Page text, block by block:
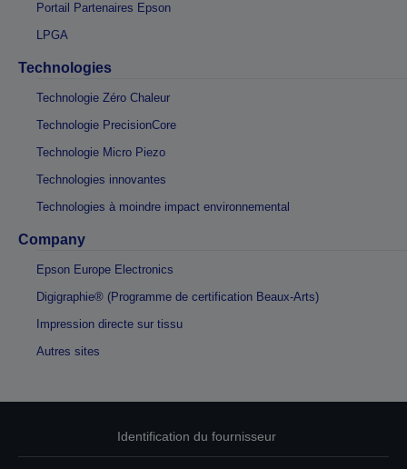
Portail Partenaires Epson
LPGA
Technologies
Technologie Zéro Chaleur
Technologie PrecisionCore
Technologie Micro Piezo
Technologies innovantes
Technologies à moindre impact environnemental
Company
Epson Europe Electronics
Digigraphie® (Programme de certification Beaux-Arts)
Impression directe sur tissu
Autres sites
Identification du fournisseur